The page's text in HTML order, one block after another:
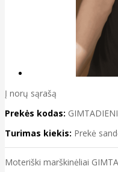
Į norų sąrašą
Prekės kodas:
Turimas kiekis: Prekė
Moteriški marškinėliai